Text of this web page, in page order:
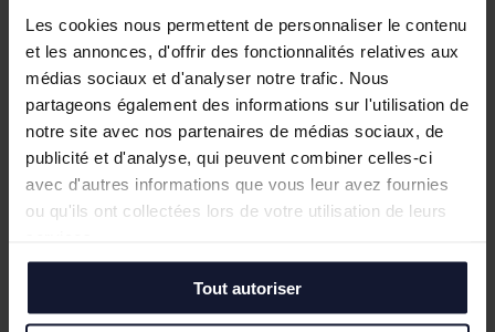
Les cookies nous permettent de personnaliser le contenu
et les annonces, d'offrir des fonctionnalités relatives aux
médias sociaux et d'analyser notre trafic. Nous
partageons également des informations sur l'utilisation de
notre site avec nos partenaires de médias sociaux, de
publicité et d'analyse, qui peuvent combiner celles-ci
avec d'autres informations que vous leur avez fournies
ou qu'ils ont collectées lors de votre utilisation de leurs
Tout autoriser
Besoin d’un point de départ ?On vous